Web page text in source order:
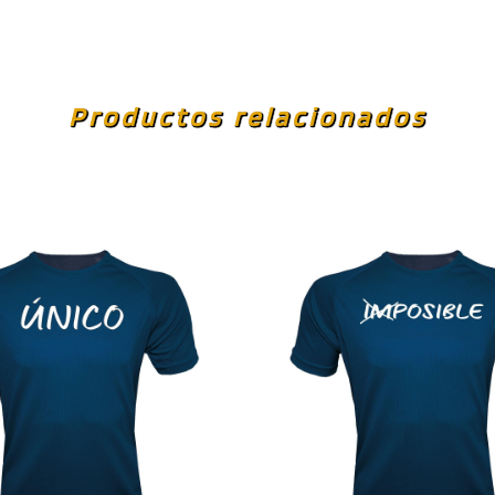
Productos relacionados